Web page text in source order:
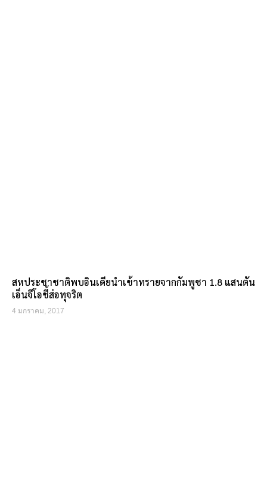
สหประชาชาติพบอินเดียนำเข้าทรายจากกัมพูชา 1.8 แสนตัน
เอ็นจีโอชี้ส่อทุจริต
4 มกราคม, 2017